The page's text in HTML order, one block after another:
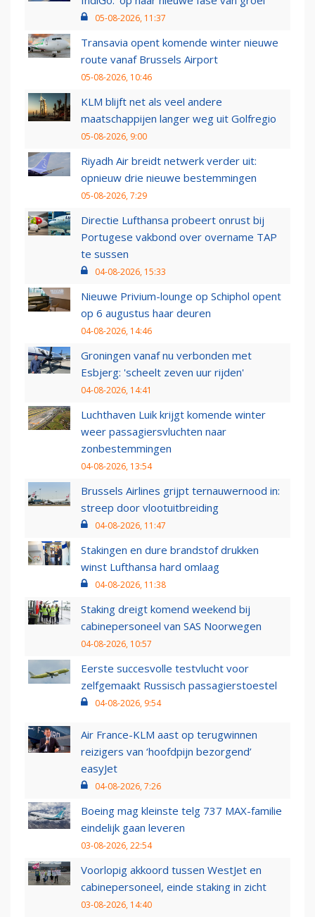
05-08-2026, 11:37
Transavia opent komende winter nieuwe
route vanaf Brussels Airport
05-08-2026, 10:46
KLM blijft net als veel andere
maatschappijen langer weg uit Golfregio
05-08-2026, 9:00
Riyadh Air breidt netwerk verder uit:
opnieuw drie nieuwe bestemmingen
05-08-2026, 7:29
Directie Lufthansa probeert onrust bij
Portugese vakbond over overname TAP
te sussen
04-08-2026, 15:33
Nieuwe Privium-lounge op Schiphol opent
op 6 augustus haar deuren
04-08-2026, 14:46
Groningen vanaf nu verbonden met
Esbjerg: 'scheelt zeven uur rijden'
04-08-2026, 14:41
Luchthaven Luik krijgt komende winter
weer passagiersvluchten naar
zonbestemmingen
04-08-2026, 13:54
Brussels Airlines grijpt ternauwernood in:
streep door vlootuitbreiding
04-08-2026, 11:47
Stakingen en dure brandstof drukken
winst Lufthansa hard omlaag
04-08-2026, 11:38
Staking dreigt komend weekend bij
cabinepersoneel van SAS Noorwegen
04-08-2026, 10:57
Eerste succesvolle testvlucht voor
zelfgemaakt Russisch passagierstoestel
04-08-2026, 9:54
Air France-KLM aast op terugwinnen
reizigers van ‘hoofdpijn bezorgend’
easyJet
04-08-2026, 7:26
Boeing mag kleinste telg 737 MAX-familie
eindelijk gaan leveren
03-08-2026, 22:54
Voorlopig akkoord tussen WestJet en
cabinepersoneel, einde staking in zicht
03-08-2026, 14:40